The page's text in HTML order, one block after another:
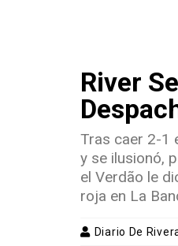
River
Tras caer 2-1
y se ilusionó,
el Verdão le
roja en La
Diario De